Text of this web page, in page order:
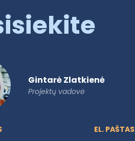
Gintarė Zlatkienė
Projektų vadovė
EL. PAŠTAS